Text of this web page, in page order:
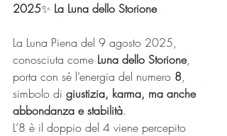
2025✨ La Luna dello Storione
La Luna Piena del 9 agosto 2025,
conosciuta come Luna dello Storione,
porta con sé l’energia del numero 8,
simbolo di giustizia, karma, ma anche
abbondanza e stabilità.
L’8 è il doppio del 4 viene percepito